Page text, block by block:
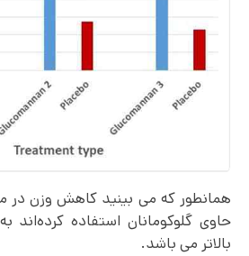
همانطور که می بینید کاهش وزن در
حاوی گلوکومانان استفاده کرده‌اند
بالاتر می باشد.